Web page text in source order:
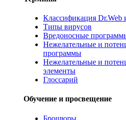
Классификация Dr.Web
Типы вирусов
Вредоносные
Нежелательные и
программы
Нежелательные и
элементы
Глоссарий
Обучение и просвещение
Брошюры